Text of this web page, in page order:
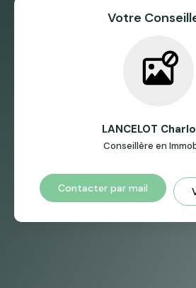
Votre
LANCELOT
Conseillère en
Contacter par mail